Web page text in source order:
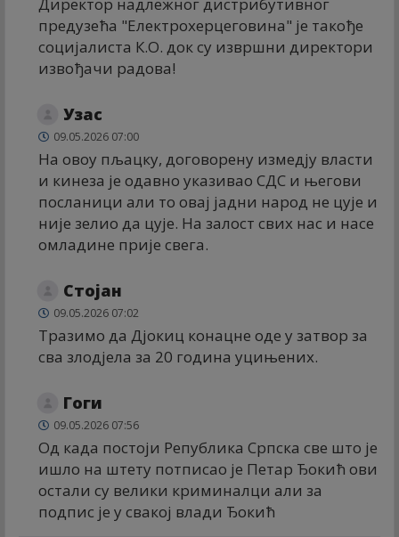
предузећа "Електрохерцеговина" је такође
социјалиста К.О. док су извршни директори
извођачи радова!
Узас
09.05.2026 07:00
На овоу пљацку, договорену измедју власти
и кинеза је одавно указивао СДС и његови
посланици али то овај јадни народ не цује и
није зелио да цује. На залост свих нас и насе
омладине прије свега.
Стојан
09.05.2026 07:02
Тразимо да Дјокиц конацне оде у затвор за
сва злодјела за 20 година уцињених.
Гоги
09.05.2026 07:56
Од када постоји Република Српска све што је
ишло на штету потписао је Петар Ђокић ови
остали су велики криминалци али за
подпис је у свакој влади Ђокић